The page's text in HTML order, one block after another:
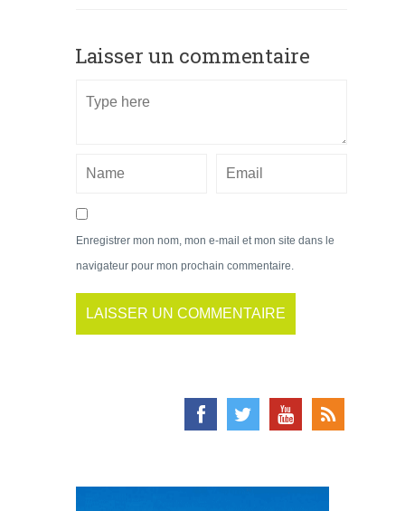
Laisser un commentaire
Enregistrer mon nom, mon e-mail et mon site dans le
navigateur pour mon prochain commentaire.